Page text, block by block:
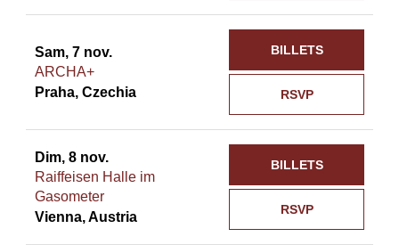
Sam, 7 nov.
ARCHA+
Praha, Czechia
RSVP
BILLETS
Dim, 8 nov.
Raiffeisen Halle im
Gasometer
Vienna, Austria
RSVP
BILLETS